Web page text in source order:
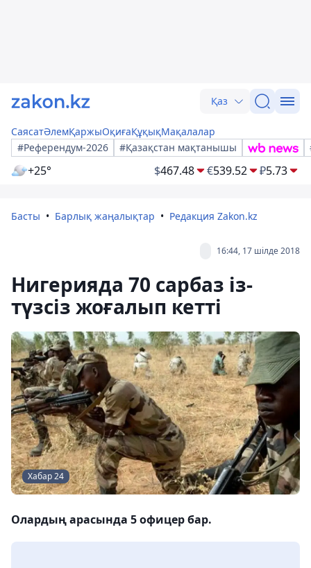
Қаз
СаясатӘлемҚаржыОқиғаҚұқықМақалалар
#Референдум-2026
#Қазақстан мақтанышы
+25° $467.48 €539.52 ₽5.73
Басты Барлық жаңалықтар Редакция Zakon.kz
16:44, 17 шілде 2018
Нигерияда 70 сарбаз із-
түзсіз жоғалып кетті
Хабар 24
Олардың арасында 5 офицер бар.